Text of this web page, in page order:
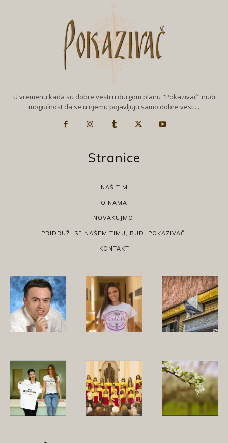
U vremenu kada su dobre vesti u durgom planu "Pokazivač" nudi
mogućnost da se u njemu pojavljuju samo dobre vesti...
Stranice
NAŠ TIM
O NAMA
NOVAKUJMO!
PRIDRUŽI SE NAŠEM TIMU, BUDI POKAZIVAČ!
KONTAKT